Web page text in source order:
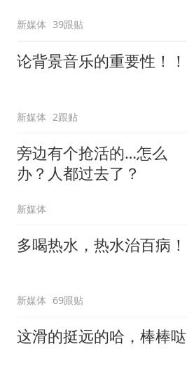
新媒体 39跟贴
论背景音乐的重要性！！
新媒体 2跟贴
旁边有个抢活的…怎么
办？人都过去了？
新媒体
多喝热水，热水治百病！
新媒体 69跟贴
这滑的挺远的哈，棒棒哒